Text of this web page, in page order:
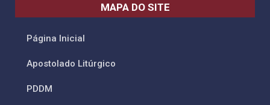
MAPA DO SITE
Página Inicial
Apostolado Litúrgico
PDDM